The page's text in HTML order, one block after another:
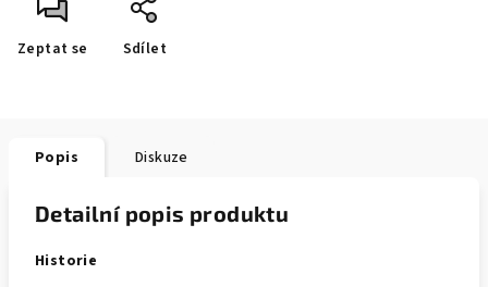
Zeptat se Sdílet
Popis Diskuze
Detailní popis produktu
Historie